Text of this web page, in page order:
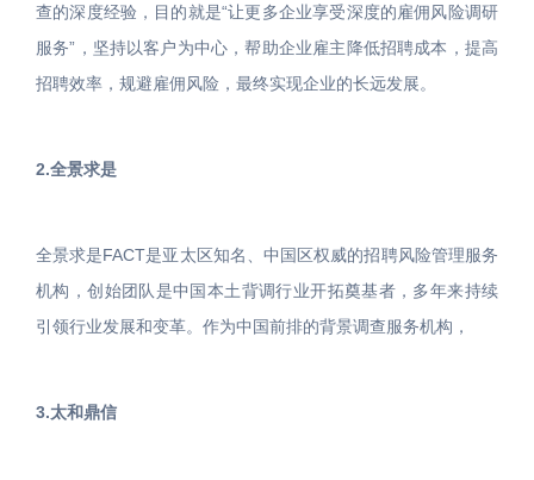
查的深度经验，目的就是“让更多企业享受深度的雇佣风险调研
服务”，坚持以客户为中心，帮助企业雇主降低招聘成本，提高
招聘效率，规避雇佣风险，最终实现企业的长远发展。
2.全景求是
全景求是FACT是亚太区知名、中国区权威的招聘风险管理服务
机构，创始团队是中国本土背调行业开拓奠基者，多年来持续
引领行业发展和变革。作为中国前排的背景调查服务机构，
3.太和鼎信